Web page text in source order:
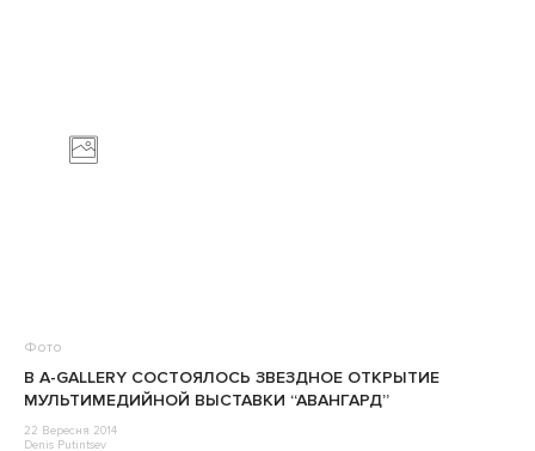
Фото
В A-GALLERY СОСТОЯЛОСЬ ЗВЕЗДНОЕ ОТКРЫТИЕ
МУЛЬТИМЕДИЙНОЙ ВЫСТАВКИ “АВАНГАРД”
22 Вересня 2014
Denis Putintsev